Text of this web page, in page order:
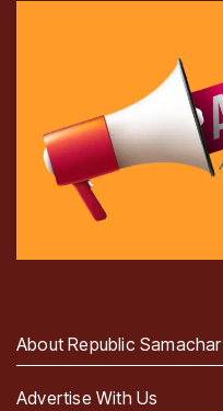
About Republic Samachar
Advertise With Us